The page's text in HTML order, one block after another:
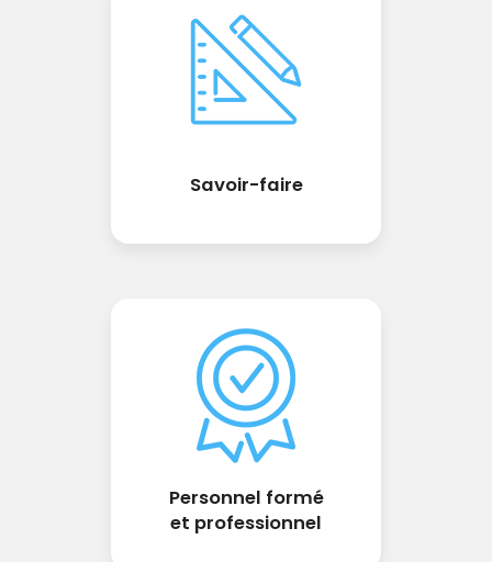
Savoir-faire
Personnel formé
et professionnel